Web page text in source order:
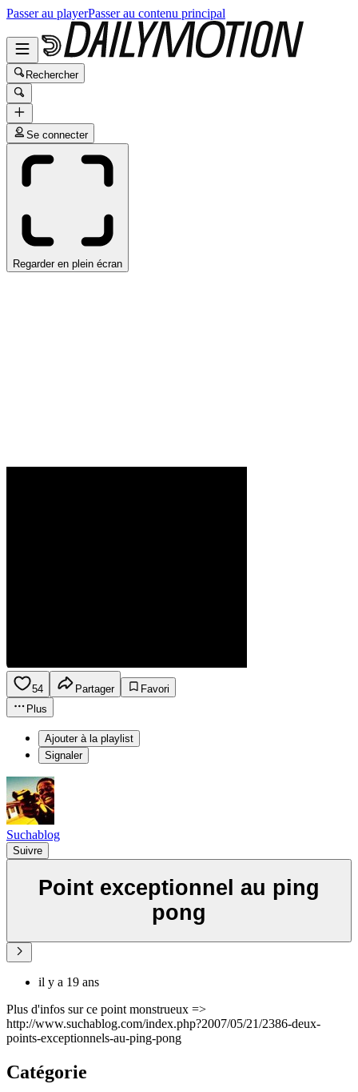
Passer au playerPasser au contenu principal
Rechercher
Se connecter
Regarder en plein écran
54 Partager
Favori
Plus
Ajouter à la playlist
Signaler
Suchablog
Suivre
Point exceptionnel au ping
pong
il y a 19 ans
Plus d'infos sur ce point monstrueux =>
http://www.suchablog.com/index.php?2007/05/21/2386-deux-
points-exceptionnels-au-ping-pong
Catégorie